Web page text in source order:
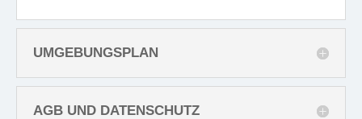
UMGEBUNGSPLAN
AGB UND DATENSCHUTZ